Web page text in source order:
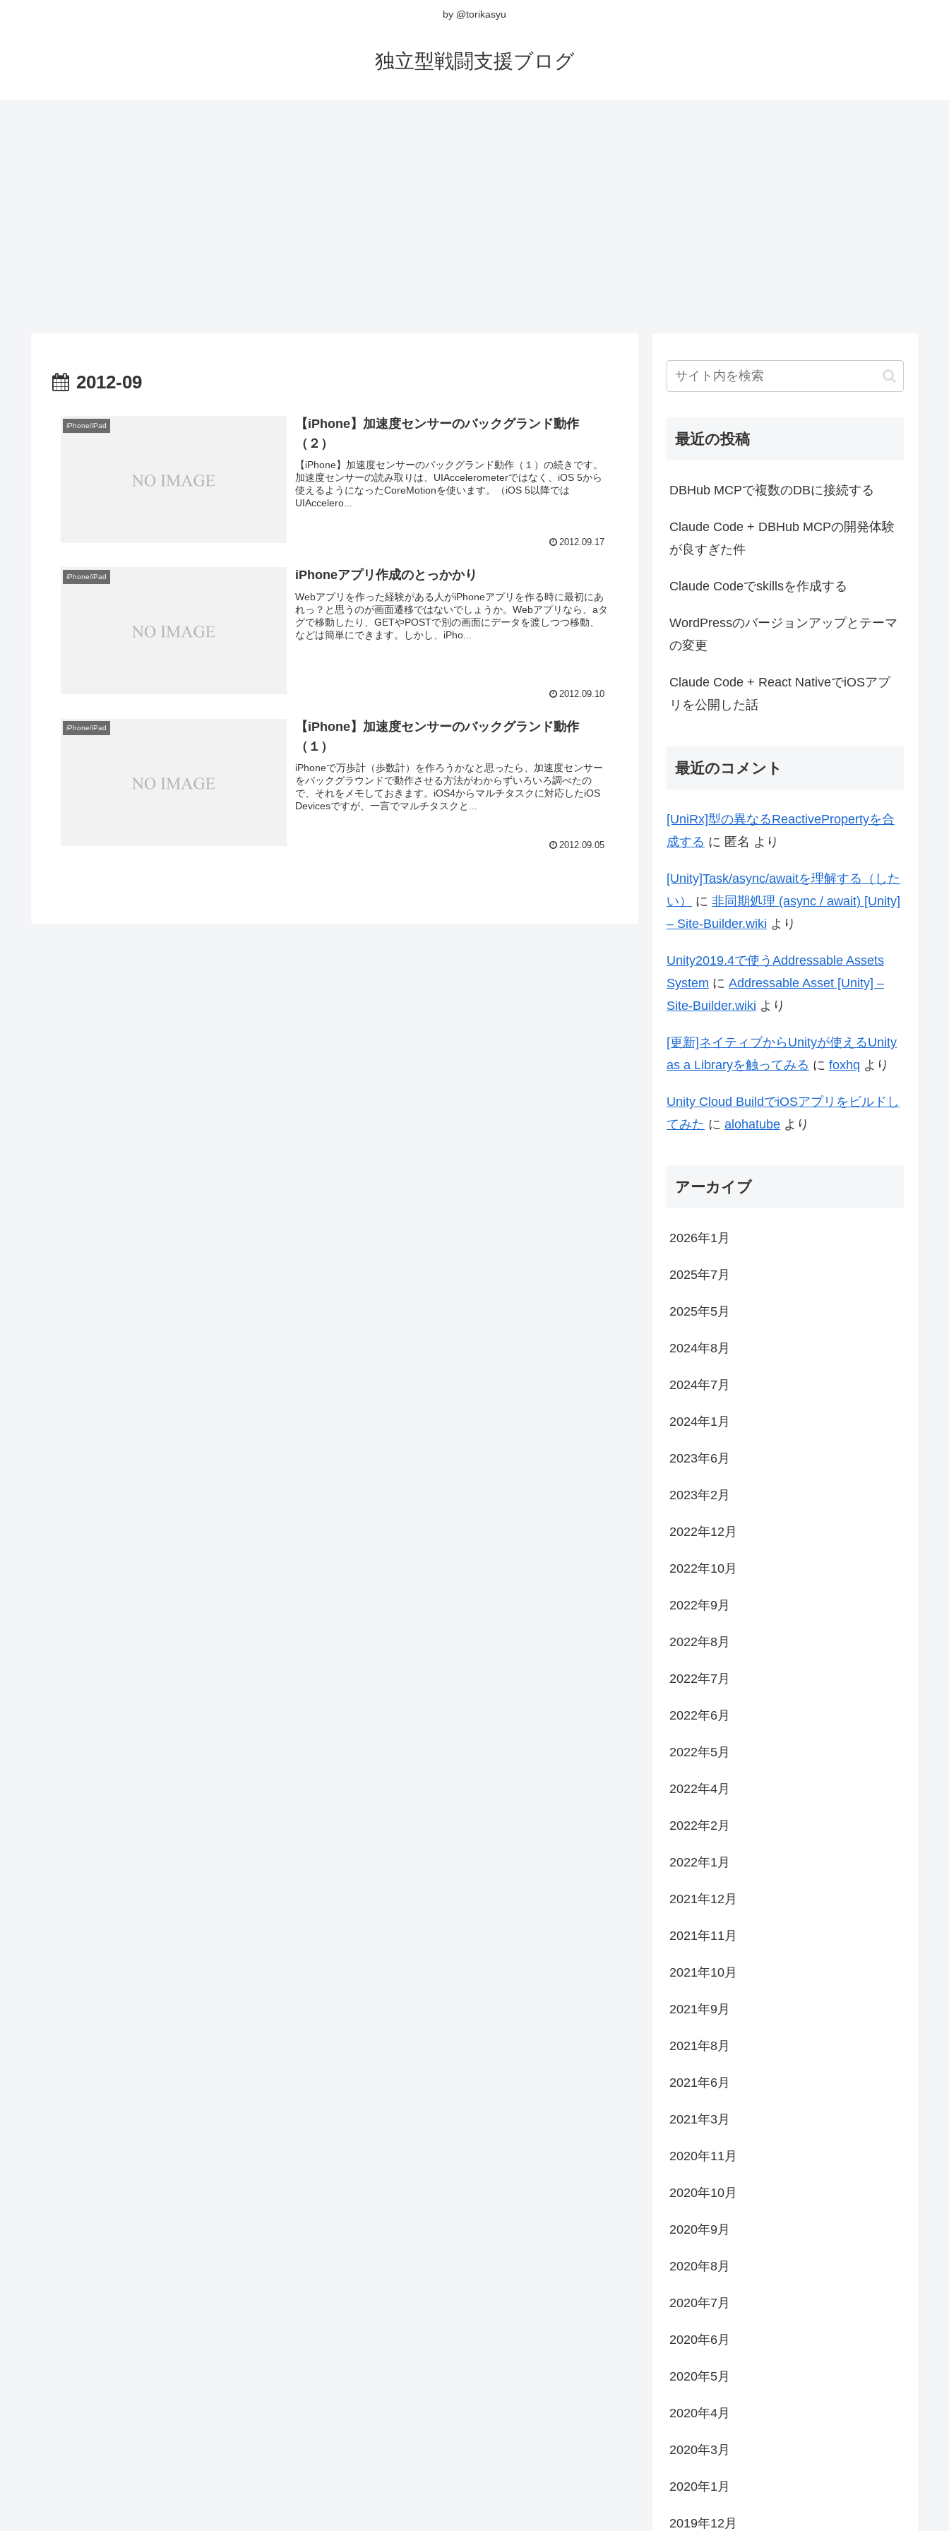
by @torikasyu
独立型戦闘支援ブログ
2012-09
iPhone/iPad
【iPhone】加速度センサーのバックグランド動作
（２）
【iPhone】加速度センサーのバックグランド動作（１）の続きです。
加速度センサーの読み取りは、UIAccelerometerではなく、iOS 5から
使えるようになったCoreMotionを使います。（iOS 5以降では
UIAccelero...
2012.09.17
iPhone/iPad iPhoneアプリ作成のとっかかり
Webアプリを作った経験がある人がiPhoneアプリを作る時に最初にあ
れっ？と思うのが画面遷移ではないでしょうか。Webアプリなら、aタ
グで移動したり、GETやPOSTで別の画面にデータを渡しつつ移動、
などは簡単にできます。しかし、iPho...
2012.09.10
iPhone/iPad
【iPhone】加速度センサーのバックグランド動作
（１）
iPhoneで万歩計（歩数計）を作ろうかなと思ったら、加速度センサー
をバックグラウンドで動作させる方法がわからずいろいろ調べたの
で、それをメモしておきます。iOS4からマルチタスクに対応したiOS
Devicesですが、一言でマルチタスクと...
2012.09.05
最近の投稿
DBHub MCPで複数のDBに接続する
Claude Code + DBHub MCPの開発体験
が良すぎた件
Claude Codeでskillsを作成する
WordPressのバージョンアップとテーマ
の変更
Claude Code + React NativeでiOSアプ
リを公開した話
最近のコメント
[UniRx]型の異なるReactivePropertyを合
成する に 匿名 より
[Unity]Task/async/awaitを理解する（した
い）
に 非同期処理 (async / await) [Unity]
– Site-Builder.wiki より
Unity2019.4で使うAddressable Assets
System に Addressable Asset [Unity] –
Site-Builder.wiki より
[更新]ネイティブからUnityが使えるUnity
as a Libraryを触ってみる に foxhq より
Unity Cloud BuildでiOSアプリをビルドし
てみた に alohatube より
アーカイブ
2026年1月
2025年7月
2025年5月
2024年8月
2024年7月
2024年1月
2023年6月
2023年2月
2022年12月
2022年10月
2022年9月
2022年8月
2022年7月
2022年6月
2022年5月
2022年4月
2022年2月
2022年1月
2021年12月
2021年11月
2021年10月
2021年9月
2021年8月
2021年6月
2021年3月
2020年11月
2020年10月
2020年9月
2020年8月
2020年7月
2020年6月
2020年5月
2020年4月
2020年3月
2020年1月
2019年12月